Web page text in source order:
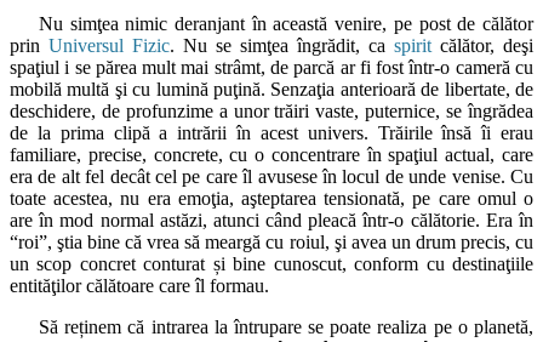
Nu simţea nimic deranjant în această venire, pe post de călător
prin Universul Fizic. Nu se simţea îngrădit, ca spirit călător, deşi
spaţiul i se părea mult mai strâmt, de parcă ar fi fost într-o cameră cu
mobilă multă şi cu lumină puţină. Senzaţia anterioară de libertate, de
deschidere, de profunzime a unor trăiri vaste, puternice, se îngrădea
de la prima clipă a intrării în acest univers. Trăirile însă îi erau
familiare, precise, concrete, cu o concentrare în spaţiul actual, care
era de alt fel decât cel pe care îl avusese în locul de unde venise. Cu
toate acestea, nu era emoţia, aşteptarea tensionată, pe care omul o
are în mod normal astăzi, atunci când pleacă într-o călătorie. Era în
“roi”, ştia bine că vrea să meargă cu roiul, şi avea un drum precis, cu
un scop concret conturat și bine cunoscut, conform cu destinaţiile
entităţilor călătoare care îl formau.
Să reținem că intrarea la întrupare se poate realiza pe o planetă,